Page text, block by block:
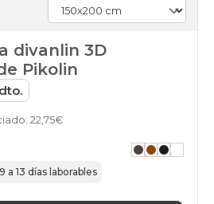
divanlin 3D
Pikolin
22,75€
13 días laborables